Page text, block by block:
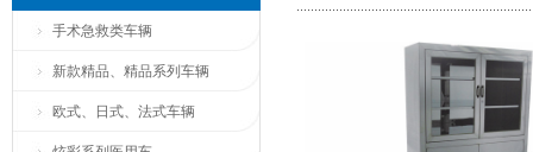
手术急救类车辆
新款精品、精品系列车辆
欧式、日式、法式车辆